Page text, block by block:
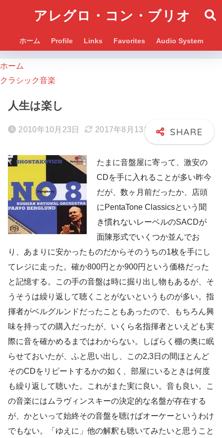
アレグロ・コン・ブリオ
ホーム Profile Links Favorites Audio System
ホーム
クラシック音楽
人生は楽し
2010年10月23日 2017年8月13日
たまに音盤屋に寄って、激安の
CDを手に入れることが多い昨今
だが、数ヶ月前だったか、店頭
にPentaTone Classicsという聞
き慣れないレーベルのSACDが
面陳形式でいくつか並んでお
り、あまりに安かったものだからそのうちの1枚を手にし
てレジに走った。確か800円とか900円という価格だった
と記憶する。この手の音盤は時に掘り出し物もあるが、そ
うそうは繰り返して聴くことがないというものが多い。指
揮者がベルグルンドだったこともあったので、もちろん興
味を持っての購入だったが、いくら名指揮者といえども実
際に音を確かめるまではわからない。しばらく棚の奥に眠
らせておいたが、ふと思い出し、この2,3日の間ほとんど
そのCDをリピートするかの如く、部屋にいるときは何度
も繰り返して聴いた。これがまた実に良い。音も良い。こ
の音楽にはムラヴィンスキーの決定的な名盤が存在する
が、かといって始終その音盤を聴けばオーケーというわけ
でもない。「ゆえに」他の解釈も聴いてみたいと思うこと